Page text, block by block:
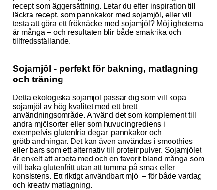
recept som äggersättning. Letar du efter inspiration till
läckra recept, som pannkakor med sojamjöl, eller vill
testa att göra ett fröknäcke med sojamjöl? Möjligheterna
är många – och resultaten blir både smakrika och
tillfredsställande.
Sojamjöl - perfekt för bakning, matlagning
och träning
Detta ekologiska sojamjöl passar dig som vill köpa
sojamjöl av hög kvalitet med ett brett
användningsområde. Använd det som komplement till
andra mjölsorter eller som huvudingrediens i
exempelvis glutenfria degar, pannkakor och
grötblandningar. Det kan även användas i smoothies
eller bars som ett alternativ till proteinpulver. Sojamjölet
är enkelt att arbeta med och en favorit bland många som
vill baka glutenfritt utan att tumma på smak eller
konsistens. Ett riktigt användbart mjöl – för både vardag
och kreativ matlagning.